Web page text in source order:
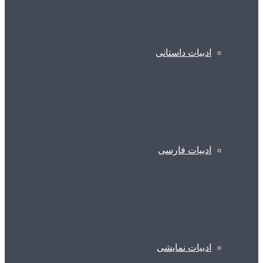
ادبیات داستانی
ادبیات فارسی
ادبیات نمایشی